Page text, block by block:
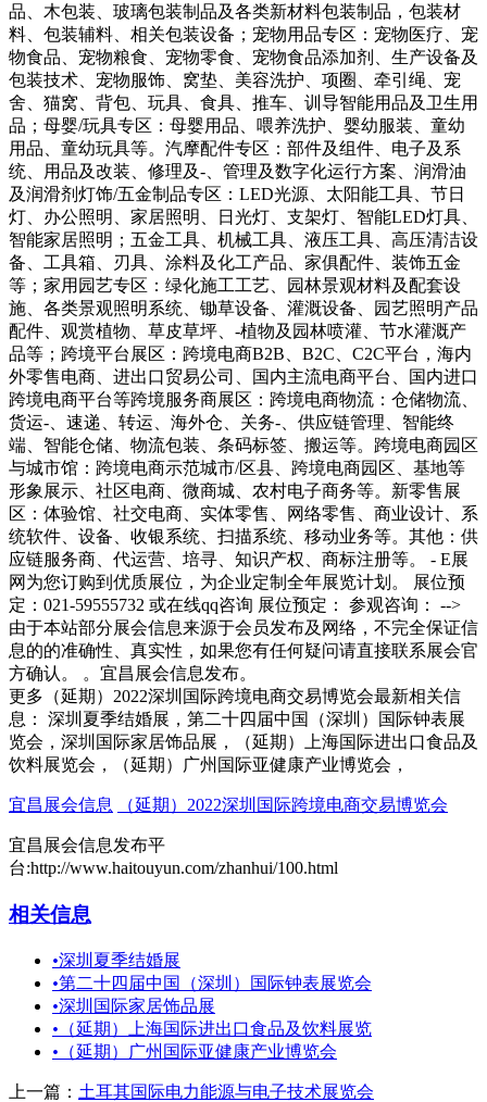
品、木包装、玻璃包装制品及各类新材料包装制品，包装材
料、包装辅料、相关包装设备；宠物用品专区：宠物医疗、宠
物食品、宠物粮食、宠物零食、宠物食品添加剂、生产设备及
包装技术、宠物服饰、窝垫、美容洗护、项圈、牵引绳、宠
舍、猫窝、背包、玩具、食具、推车、训导智能用品及卫生用
品；母婴/玩具专区：母婴用品、喂养洗护、婴幼服装、童幼
用品、童幼玩具等。汽摩配件专区：部件及组件、电子及系
统、用品及改装、修理及-、管理及数字化运行方案、润滑油
及润滑剂灯饰/五金制品专区：LED光源、太阳能工具、节日
灯、办公照明、家居照明、日光灯、支架灯、智能LED灯具、
智能家居照明；五金工具、机械工具、液压工具、高压清洁设
备、工具箱、刃具、涂料及化工产品、家俱配件、装饰五金
等；家用园艺专区：绿化施工工艺、园林景观材料及配套设
施、各类景观照明系统、锄草设备、灌溉设备、园艺照明产品
配件、观赏植物、草皮草坪、-植物及园林喷灌、节水灌溉产
品等；跨境平台展区：跨境电商B2B、B2C、C2C平台，海内
外零售电商、进出口贸易公司、国内主流电商平台、国内进口
跨境电商平台等跨境服务商展区：跨境电商物流：仓储物流、
货运-、速递、转运、海外仓、关务-、供应链管理、智能终
端、智能仓储、物流包装、条码标签、搬运等。跨境电商园区
与城市馆：跨境电商示范城市/区县、跨境电商园区、基地等
形象展示、社区电商、微商城、农村电子商务等。新零售展
区：体验馆、社交电商、实体零售、网络零售、商业设计、系
统软件、设备、收银系统、扫描系统、移动业务等。其他：供
应链服务商、代运营、培寻、知识产权、商标注册等。 - E展
网为您订购到优质展位，为企业定制全年展览计划。 展位预
定：021-59555732 或在线qq咨询 展位预定： 参观咨询： -->
由于本站部分展会信息来源于会员发布及网络，不完全保证信
息的的准确性、真实性，如果您有任何疑问请直接联系展会官
方确认。 。宜昌展会信息发布。
更多（延期）2022深圳国际跨境电商交易博览会最新相关信
息： 深圳夏季结婚展，第二十四届中国（深圳）国际钟表展
览会，深圳国际家居饰品展，（延期）上海国际进出口食品及
饮料展览会，（延期）广州国际亚健康产业博览会，
宜昌展会信息 （延期）2022深圳国际跨境电商交易博览会
宜昌展会信息发布平
台:http://www.haitouyun.com/zhanhui/100.html
相关信息
•深圳夏季结婚展
•第二十四届中国（深圳）国际钟表展览会
•深圳国际家居饰品展
• （延期）上海国际进出口食品及饮料展览
• （延期）广州国际亚健康产业博览会
上一篇： 土耳其国际电力能源与电子技术展览会